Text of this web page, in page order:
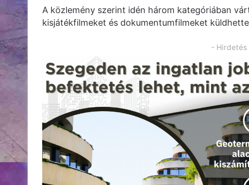
A közlemény szerint idén három kategóriában
kisjátékfilmeket és dokumentumfilmeket
- Hirdetés